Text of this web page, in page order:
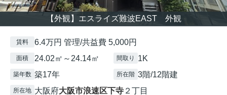
【外観】エスライズ難波EAST 外観
賃料 6.4万円 管理/共益費 5,000円
面積 24.02㎡～24.14㎡ 間取り 1K
築年数 築17年 所在階 3階/12階建
所在地 大阪府大阪市浪速区下寺 ２丁目